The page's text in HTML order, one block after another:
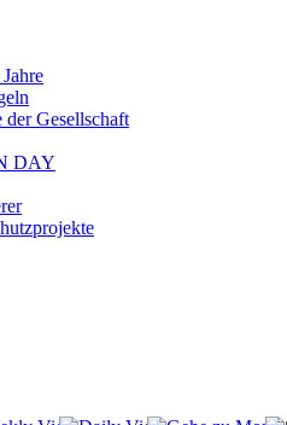
Gesellschaft
DAY